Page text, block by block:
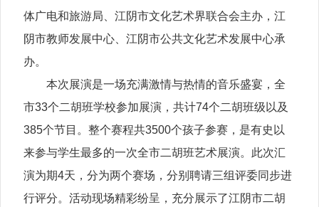
体广电和旅游局、江阴市文化艺术界联合会主办，江
阴市教师发展中心、江阴市公共文化艺术发展中心承
办。
本次展演是一场充满激情与热情的音乐盛宴，全
市33个二胡班学校参加展演，共计74个二胡班级以及
385个节目。整个赛程共3500个孩子参赛，是有史以
来参与学生最多的一次全市二胡班艺术展演。此次汇
演为期4天，分为两个赛场，分别聘请三组评委同步进
行评分。活动现场精彩纷呈，充分展示了江阴市二胡